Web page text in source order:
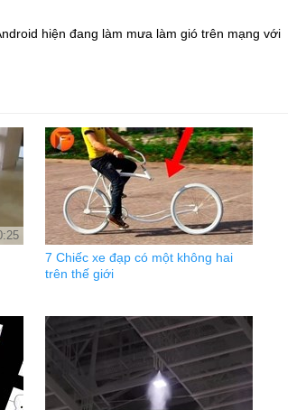
hiện đang làm mưa làm gió trên mạng với
7 Chiếc xe đạp có một không hai
trên thế giới